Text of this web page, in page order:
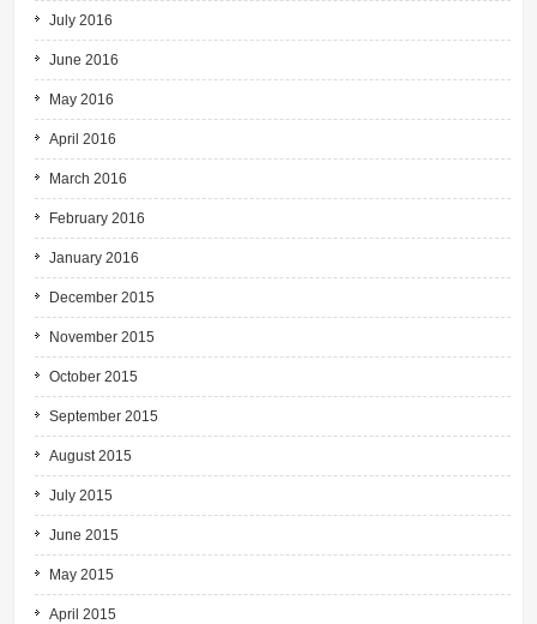
July 2016
June 2016
May 2016
April 2016
March 2016
February 2016
January 2016
December 2015
November 2015
October 2015
September 2015
August 2015
July 2015
June 2015
May 2015
April 2015